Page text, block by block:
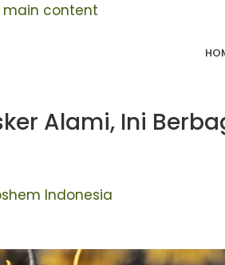
main content
Alami, Ini
Indonesia